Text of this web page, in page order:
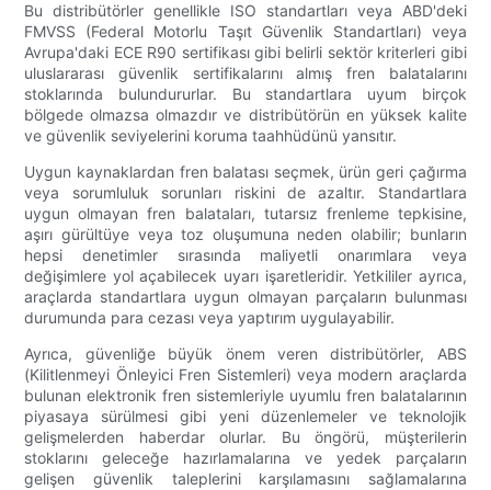
Bu distribütörler genellikle ISO standartları veya ABD'deki
FMVSS (Federal Motorlu Taşıt Güvenlik Standartları) veya
Avrupa'daki ECE R90 sertifikası gibi belirli sektör kriterleri gibi
uluslararası güvenlik sertifikalarını almış fren balatalarını
stoklarında bulundururlar. Bu standartlara uyum birçok
bölgede olmazsa olmazdır ve distribütörün en yüksek kalite
ve güvenlik seviyelerini koruma taahhüdünü yansıtır.
Uygun kaynaklardan fren balatası seçmek, ürün geri çağırma
veya sorumluluk sorunları riskini de azaltır. Standartlara
uygun olmayan fren balataları, tutarsız frenleme tepkisine,
aşırı gürültüye veya toz oluşumuna neden olabilir; bunların
hepsi denetimler sırasında maliyetli onarımlara veya
değişimlere yol açabilecek uyarı işaretleridir. Yetkililer ayrıca,
araçlarda standartlara uygun olmayan parçaların bulunması
durumunda para cezası veya yaptırım uygulayabilir.
Ayrıca, güvenliğe büyük önem veren distribütörler, ABS
(Kilitlenmeyi Önleyici Fren Sistemleri) veya modern araçlarda
bulunan elektronik fren sistemleriyle uyumlu fren balatalarının
piyasaya sürülmesi gibi yeni düzenlemeler ve teknolojik
gelişmelerden haberdar olurlar. Bu öngörü, müşterilerin
stoklarını geleceğe hazırlamalarına ve yedek parçaların
gelişen güvenlik taleplerini karşılamasını sağlamalarına